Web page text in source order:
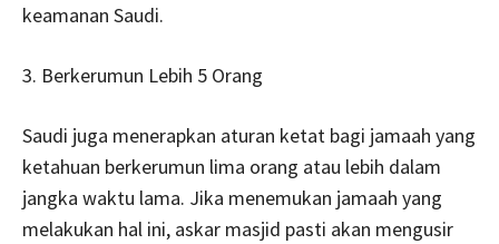
keamanan Saudi.
3. Berkerumun Lebih 5 Orang
Saudi juga menerapkan aturan ketat bagi jamaah yang
ketahuan berkerumun lima orang atau lebih dalam
jangka waktu lama. Jika menemukan jamaah yang
melakukan hal ini, askar masjid pasti akan mengusir